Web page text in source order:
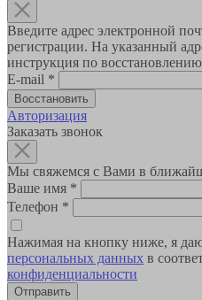
Введите адрес электронной
регистрации. На указанный
инструкция по
E-mail *
Авторизация
Заказать звонок
Мы свяжемся с Вами в
Ваше имя *
Телефон *
Нажимая на кнопку ниже, я
персональных данных в
конфиденциальности